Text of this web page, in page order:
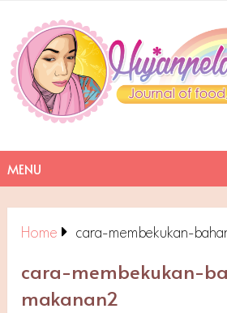
MENU
Home cara-membekukan-
cara-membekukan-
makanan2